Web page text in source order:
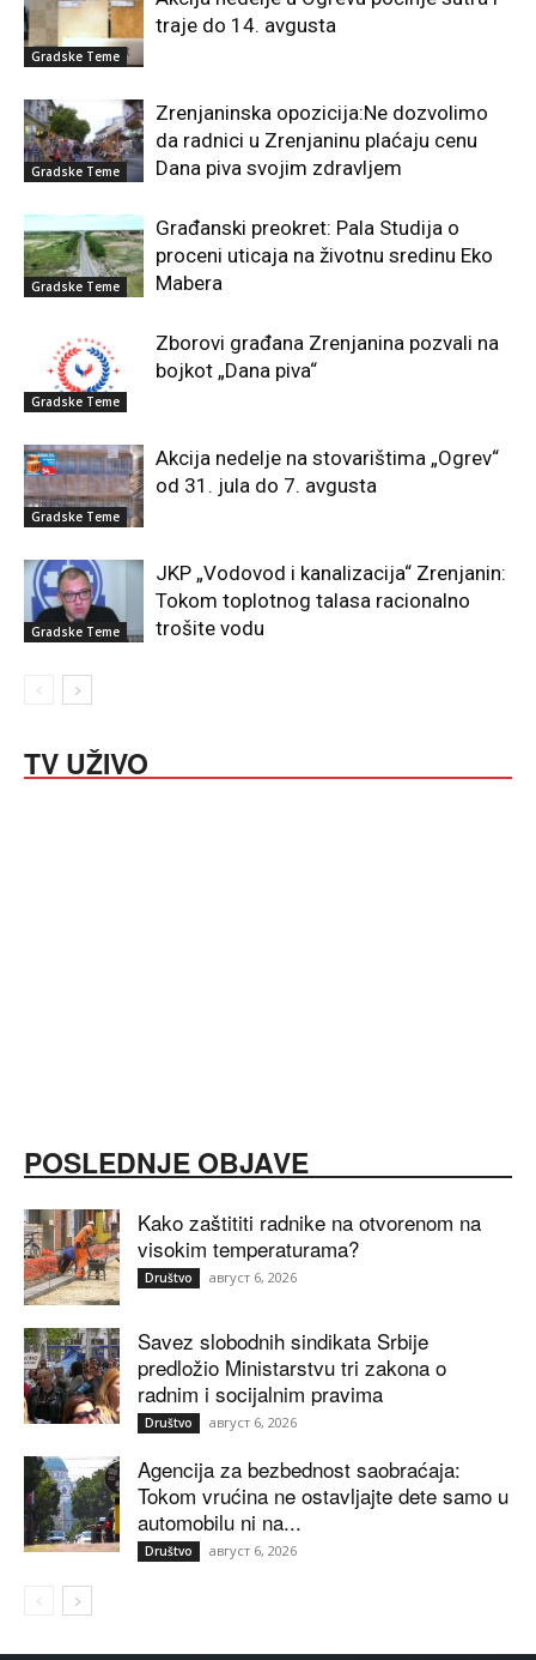
Gradske Teme
traje do 14. avgusta
Gradske Teme
Zrenjaninska opozicija:Ne dozvolimo
da radnici u Zrenjaninu plaćaju cenu
Dana piva svojim zdravljem
Gradske Teme
Građanski preokret: Pala Studija o
proceni uticaja na životnu sredinu Eko
Mabera
Gradske Teme
Zborovi građana Zrenjanina pozvali na
bojkot „Dana piva“
Gradske Teme
Akcija nedelje na stovarištima „Ogrev“
od 31. jula do 7. avgusta
Gradske Teme
JKP „Vodovod i kanalizacija“ Zrenjanin:
Tokom toplotnog talasa racionalno
trošite vodu
TV UŽIVO
POSLEDNJE OBJAVE
Kako zaštititi radnike na otvorenom na
visokim temperaturama?
Društvo август 6, 2026
Savez slobodnih sindikata Srbije
predložio Ministarstvu tri zakona o
radnim i socijalnim pravima
Društvo август 6, 2026
Agencija za bezbednost saobraćaja:
Tokom vrućina ne ostavljajte dete samo u
automobilu ni na...
Društvo август 6, 2026